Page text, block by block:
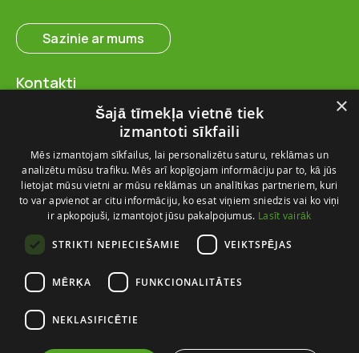
Sazinie ar mums
Kontakti
Ventspils nov., Ugāles pag.,
Ugāle, “Salas” – 23, LV-3615
+371 28 767 262
info@flosfloret.com
Noderīga informācija
Par mums
Piegādes un atgriešana
Kontakti
Izmēru ceļvedis
×
Šajā tīmekļa vietnē tiek
izmantoti sīkfaili
Mēs izmantojam sīkfailus, lai personalizētu saturu, reklāmas un
analizētu mūsu trafiku. Mēs arī kopīgojam informāciju par to, kā jūs
lietojat mūsu vietni ar mūsu reklāmas un analītikas partneriem, kuri
to var apvienot ar citu informāciju, ko esat viņiem sniedzis vai ko viņi
ir apkopojuši, izmantojot jūsu pakalpojumus. Lasīt vairāk
STRIKTI NEPIECIEŠAMIE VEIKTSPĒJAS
MĒRĶA FUNKCIONALITĀTES
NEKLASIFICĒTIE